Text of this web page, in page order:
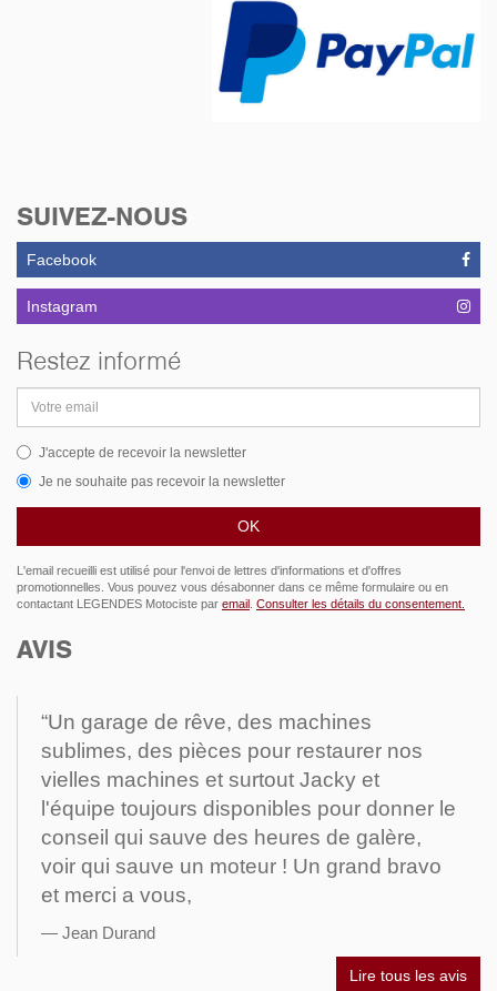
SUIVEZ-NOUS
Facebook
Instagram
Restez informé
email
J'accepte de recevoir la newsletter
Je ne souhaite pas recevoir la newsletter
L'email recueilli est utilisé pour l'envoi de lettres d'informations et d'offres
promotionnelles. Vous pouvez vous désabonner dans ce même formulaire ou en
contactant LEGENDES Motociste par email Consulter les détails du consentement.
AVIS
“Un garage de rêve, des machines
sublimes, des pièces pour restaurer nos
vielles machines et surtout Jacky et
l'équipe toujours disponibles pour donner le
conseil qui sauve des heures de galère,
voir qui sauve un moteur ! Un grand bravo
et merci a vous,
Jean Durand
Lire tous les avis